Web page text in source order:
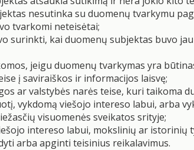
nesutinka su duomenų tvarkymu
tvarkomi neteisėtai;
surinkti, kai duomenų subjektas buvo
jeigu duomenų tvarkymas yra
į saviraiškos ir informacijos laisvę;
ar valstybės narės teise, kuri taikoma
vykdomą viešojo intereso labui, arba
visuomenės sveikatos srityje;
intereso labui, mokslinių ar istorinių
arba apginti teisinius reikalavimus.